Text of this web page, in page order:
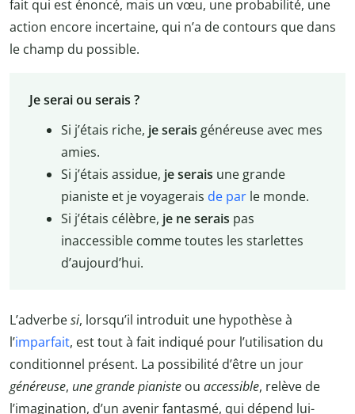
fait qui est énoncé, mais un vœu, une probabilité, une
action encore incertaine, qui n’a de contours que dans
le champ du possible.
Je serai ou serais ?
Si j’étais riche, je serais généreuse avec mes
amies.
Si j’étais assidue, je serais une grande
pianiste et je voyagerais de parle monde.
Si j’étais célèbre, je ne serais pas
inaccessible comme toutes les starlettes
d’aujourd’hui.
L’adverbesi, lorsqu’il introduit une hypothèse à
l’imparfait, est tout à fait indiqué pour l’utilisation du
conditionnel présent. La possibilité d’être un jour
généreuse, une grandepianiste ou accessible, relève de
l’imagination, d’un avenir fantasmé, qui dépend lui-